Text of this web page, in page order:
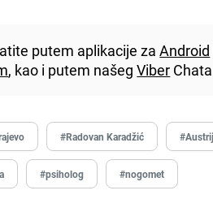
putem aplikacije zaAndroid
, kao i putem našegViber
#Radovan Karadžić
#psiholog #nogomet